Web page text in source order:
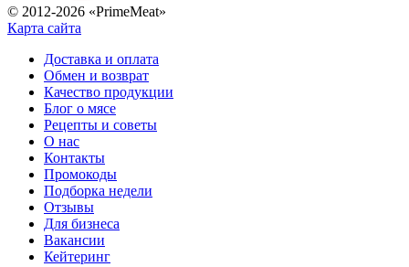
© 2012-2026 «PrimeMeat»
Карта сайта
Доставка и оплата
Обмен и возврат
Качество продукции
Блог о мясе
Рецепты и советы
О нас
Контакты
Промокоды
Подборка недели
Отзывы
Для бизнеса
Вакансии
Кейтеринг